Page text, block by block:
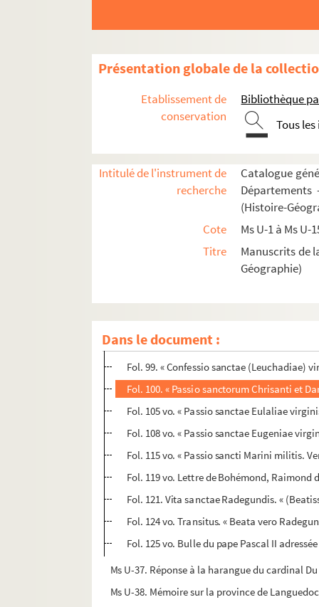
Présentation globale de la
Etablissement de
conservation
Bibliothèque
Tous
Intitulé de l'instrument de
recherche
Catalogue
Départements
(Histoire-
Cote
Ms U-1 à Ms U-
Titre
Manuscrits de
Géographie)
Dans le document :
Fol. 41 vo. « Vita sancti Eusebii,
Fol. 49 vo. « Transitus domni Paulini
Fol. 52. S. Hieronymi « libellus de
Fol. 55. « Sermo in nativitatem sanctae
Fol. 58 vo. « Sermo in assumptione
Fol. 60. « Passio sanctae et gloriosae
Fol. 63. « Sermo de nativitate Domini
Fol. 65 vo. « Tractatus sancti Ambrosii de
Fol. 68. « Tractatus de eadem lectione.
Fol. 70 vo. « Sermones sancti Augustini
Fol. 78 vo. « Sermones in natale sancti
Fol. 83. « Sermo sancti Augustini de
Fol. 95 vo. « Epistola sancti Augustini ad
Fol. 99. « Confessio sanctae
Fol. 100. « Passio sanctorum Chrisanti et
Fol. 105 vo. « Passio sanctae Eulaliae
Fol. 108 vo. « Passio sanctae Eugeniae
Fol. 115 vo. « Passio sancti Marini militis.
Fol. 119 vo. Lettre de Bohémond, Raimond
Fol. 121. Vita sanctae Radegundis. «
Fol. 124 vo. Transitus. « Beata vero
Fol. 125 vo. Bulle du pape Pascal II
Ms U-37. Réponse à la harangue du cardinal
Ms U-38. Mémoire sur la province de